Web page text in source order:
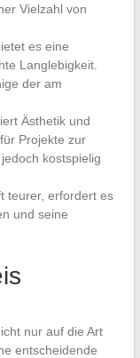
Vielzahl von
es eine
Langlebigkeit.
der am
Ästhetik und
Projekte zur
kostspielig
teurer, erfordert es
und seine
nur auf die Art
entscheidende